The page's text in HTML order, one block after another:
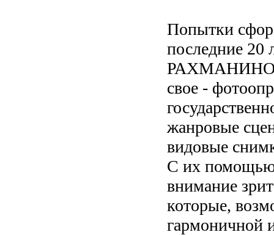
Попытки
последние 20
РАХМАНИНОВ
свое -
жанровые
видовые
С их помощью
внимание
которые,
гармоничной